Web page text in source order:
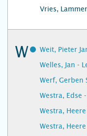
Vries,
W
Weit, Pieter
Welles, Jan -
Werf, Gerben
Westra, Edse
Westra,
Westra,